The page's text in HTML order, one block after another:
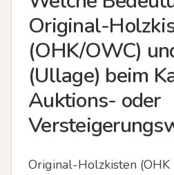
Original-
(OHK/OWC)
(Ullage) beim
Auktions- oder
Original-Holzkisten